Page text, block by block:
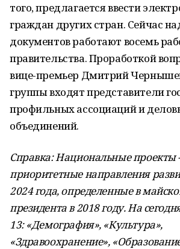
того, предлагается ввести
граждан других стран. Сейчас
документов работают восемь
правительства. Проработкой
вице-премьер Дмитрий
группы входят представители
профильных ассоциаций и
объединений.
Справка: Национальные проекты
приоритетные направления
2024 года, определенные в
президента в 2018 году. На
13: «Демография», «Культура»,
«Здравоохранение»,